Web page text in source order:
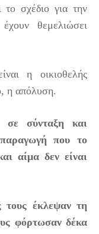
το σχέδιο για την
θεμελιώσει
η οικιοθελής
η απόλυση.
σε σύνταξη και
που το
αίμα δεν είναι
τους έκλεψαν τη
φόρτωσαν δέκα